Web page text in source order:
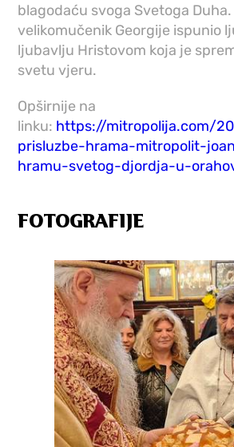
blagodaću svoga Svetoga Duha.
velikomučenik Georgije ispunio
ljubavlju Hristovom koja je
svetu vjeru.
Opširnije na
linku: https://mitropolija.com/
prisluzbe-hrama-mitropolit-
hramu-svetog-djordja-u-
FOTOGRAFIJE